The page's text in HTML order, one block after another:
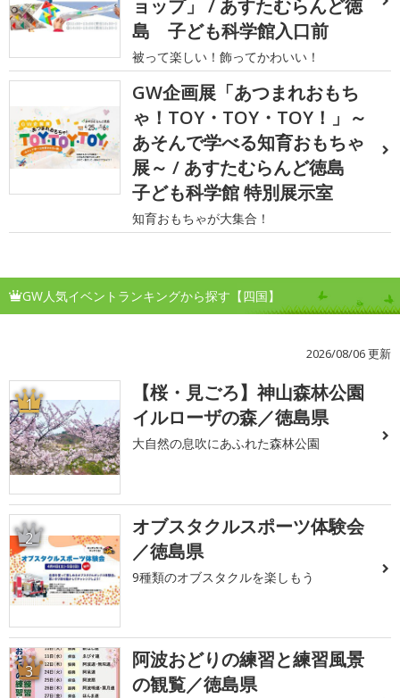
ョップ」 / あすたむらんど徳
島 子ども科学館入口前
被って楽しい！飾ってかわいい！
GW企画展「あつまれおもち
ゃ！TOY・TOY・TOY！」～
あそんで学べる知育おもちゃ
展～ / あすたむらんど徳島
子ども科学館 特別展示室
知育おもちゃが大集合！
GW人気イベントランキングから探す【四国】
2026/08/06 更新
1
【桜・見ごろ】神山森林公園
イルローザの森／徳島県
大自然の息吹にあふれた森林公園
2
オブスタクルスポーツ体験会
／徳島県
9種類のオブスタクルを楽しもう
3
阿波おどりの練習と練習風景
の観覧／徳島県